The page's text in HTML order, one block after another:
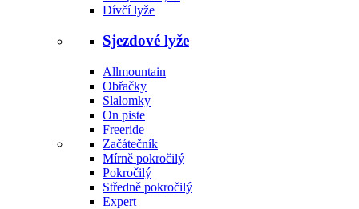
Dívčí lyže
Sjezdové lyže
Allmountain
Obřačky
Slalomky
On piste
Freeride
Začátečník
Mírně pokročilý
Pokročilý
Středně pokročilý
Expert